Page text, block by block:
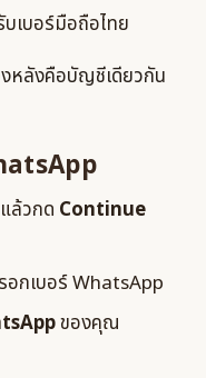
บอร์มือถือไทย
งหลังคือบัญชีเดียวกัน
ล้วกด Continue
กเบอร์ WhatsApp
ของคุณ